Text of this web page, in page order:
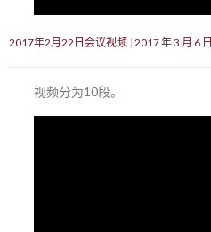
2017年2月22日会议视频 2017 年 3 月 6 日
视频分为10段。